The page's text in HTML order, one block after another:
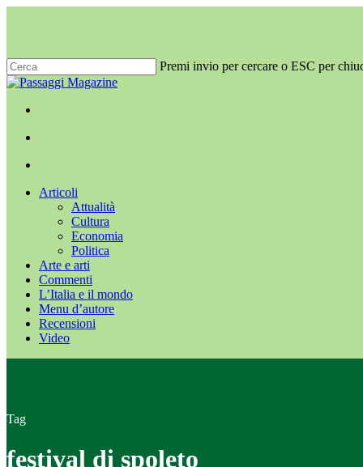
principale
Premi invio per cercare o ESC per
Chiudi
Menu
cerca
Menu
Articoli
Attualità
Cultura
Economia
Politica
Arte e arti
Commenti
L’Italia e il mondo
Menu d’autore
Recensioni
Video
Tag
festival di spoleto